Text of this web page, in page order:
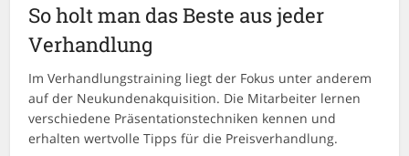
So holt man das Beste aus jeder
Verhandlung
Im Verhandlungstraining liegt der Fokus unter anderem
auf der Neukundenakquisition. Die Mitarbeiter lernen
verschiedene Präsentationstechniken kennen und
erhalten wertvolle Tipps für die Preisverhandlung.